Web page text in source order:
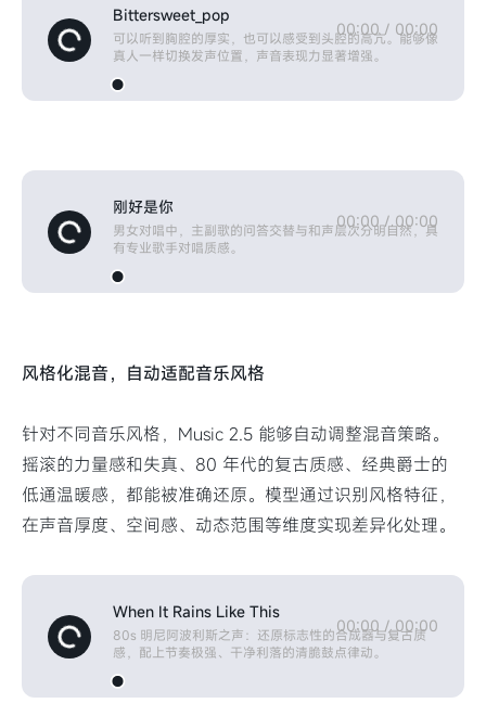
Bittersweet_pop
可以听到胸腔的厚实，也可以感受到头腔的高亢。能够像
真人一样切换发声位置，声音表现力显著增强。
00:00 / 00:00
刚好是你
男女对唱中，主副歌的问答交替与和声层次分明自然，具
有专业歌手对唱质感。
00:00/00:00
风格化混音，自动适配音乐风格
针对不同音乐风格，Music 2.5 能够自动调整混音策略。
摇滚的力量感和失真、80 年代的复古质感、经典爵士的
低通温暖感，都能被准确还原。模型通过识别风格特征，
在声音厚度、空间感、动态范围等维度实现差异化处理。
When It Rains Like This
80s 明尼阿波利斯之声：还原标志性的合成器与复古质
感，配上节奏极强、干净利落的清脆鼓点律动。
00:00 / 00:00